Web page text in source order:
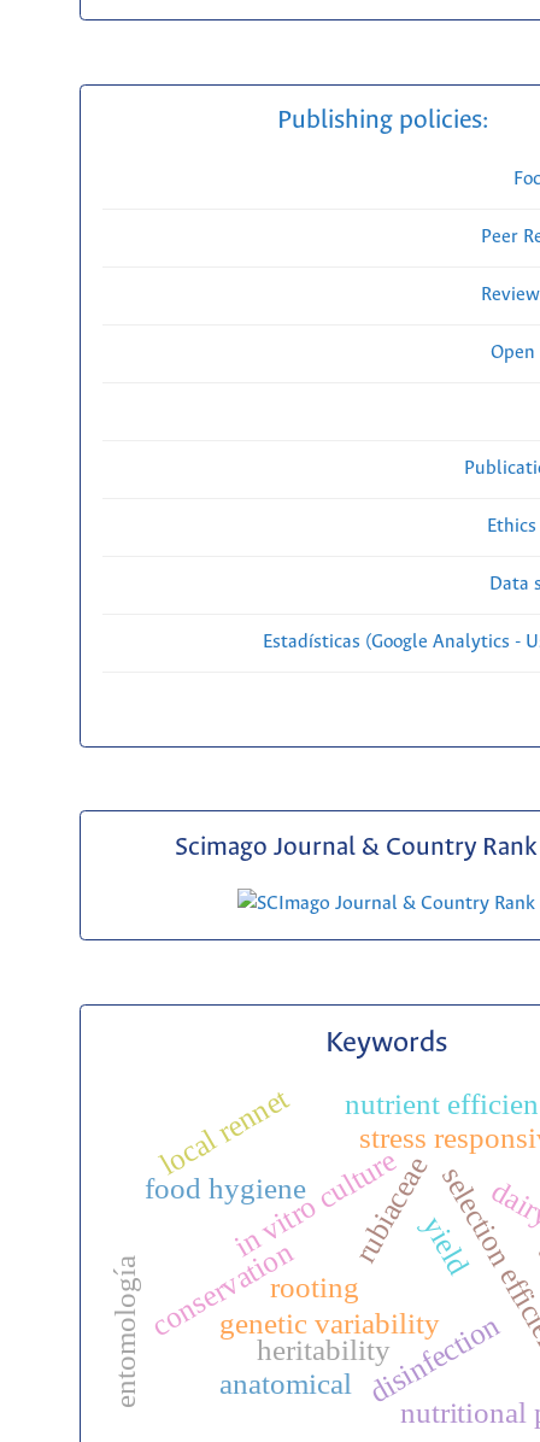
Publishing policies:
Peer
Open
Data
Estadísticas (Google Analytics -
Scimago Journal & Country Rank
Keywords
genetic variability
heritability
stress
yield
conservation
disinfection
in vitro culture
rooting
rubiaceae
food hygiene
nutritional
entomología
local rennet nutrient
anatomical